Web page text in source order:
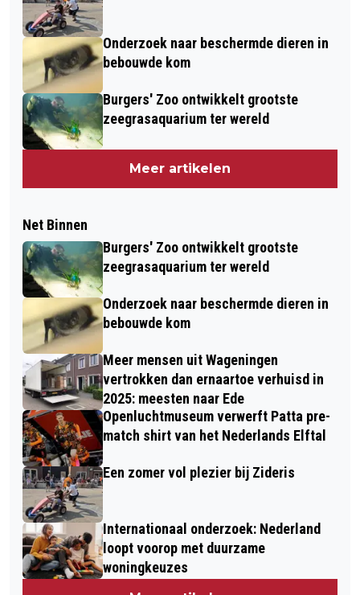
Onderzoek naar beschermde dieren in
bebouwde kom
Burgers' Zoo ontwikkelt grootste
zeegrasaquarium ter wereld
Meer artikelen
Net Binnen
Burgers' Zoo ontwikkelt grootste
zeegrasaquarium ter wereld
Onderzoek naar beschermde dieren in
bebouwde kom
Meer mensen uit Wageningen
vertrokken dan ernaartoe verhuisd in
2025: meesten naar Ede
Openluchtmuseum verwerft Patta pre-
match shirt van het Nederlands Elftal
Een zomer vol plezier bij Zideris
Internationaal onderzoek: Nederland
loopt voorop met duurzame
woningkeuzes